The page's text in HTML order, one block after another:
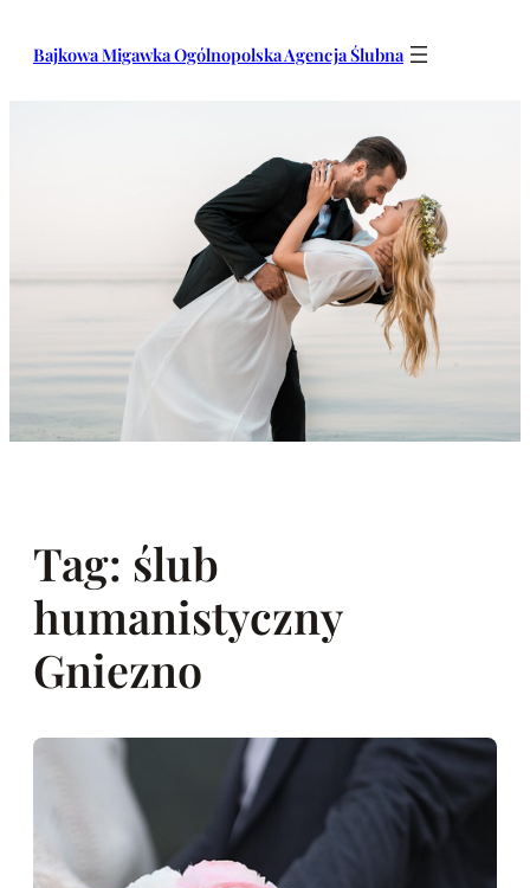
Bajkowa Migawka Ogólnopolska Agencja Ślubna
Tag: ślub
humanistyczny
Gniezno